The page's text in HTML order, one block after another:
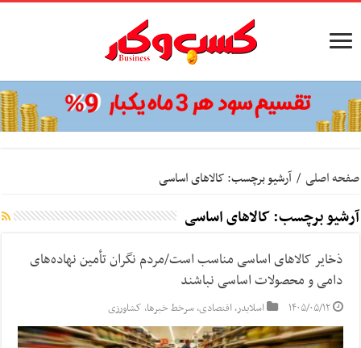
صفحه اصلی / آرشیو برچسب: کالاهای اساسی
آرشیو برچسب:کالاهای اساسی
ذخایر کالاهای اساسی مناسب است/مردم نگران تأمین نهاده‌های
دامی و محصولات اساسی نباشند
۱۴۰۵/۰۵/۱۲ اسلایدر,اقتصادی,سرخط خبرها, کشاورزی